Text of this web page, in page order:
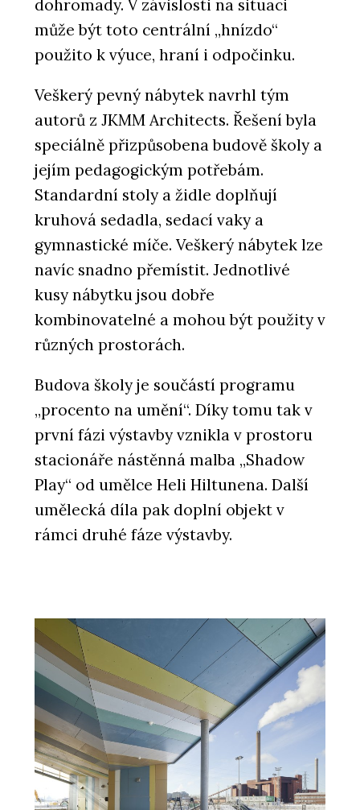
dohromady. V závislosti na situaci
může být toto centrální „hnízdo“
použito k výuce, hraní i odpočinku.
Veškerý pevný nábytek navrhl tým
autorů z JKMM Architects. Řešení byla
speciálně přizpůsobena budově školy a
jejím pedagogickým potřebám.
Standardní stoly a židle doplňují
kruhová sedadla, sedací vaky a
gymnastické míče. Veškerý nábytek lze
navíc snadno přemístit. Jednotlivé
kusy nábytku jsou dobře
kombinovatelné a mohou být použity v
různých prostorách.
Budova školy je součástí programu
„procento na umění“. Díky tomu tak v
první fázi výstavby vznikla v prostoru
stacionáře nástěnná malba „Shadow
Play“ od umělce Heli Hiltunena. Další
umělecká díla pak doplní objekt v
rámci druhé fáze výstavby.